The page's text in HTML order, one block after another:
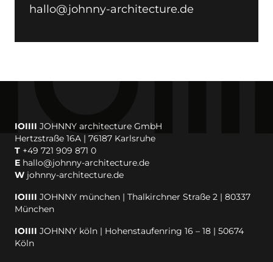
hallo@johnny-architecture.de
IOIIII JOHNNY architecture GmbH
Hertzstraße 16A | 76187 Karlsruhe
T +49 721 909 871 0
E hallo@johnny-architecture.de
W johnny-architecture.de
IOIIII JOHNNY münchen | Thalkirchner Straße 2 | 80337
München
IOIIII JOHNNY köln | Hohenstaufenring 16 – 18 | 50674
Köln